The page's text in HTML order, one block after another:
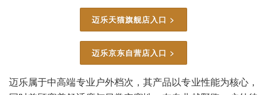
迈乐天猫旗舰店入口 >
迈乐京东自营店入口 >
迈乐属于中高端专业户外档次，其产品以专业性能为核心，